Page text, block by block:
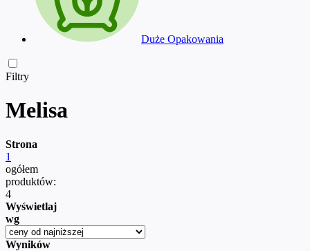
Duże Opakowania
Filtry
Melisa
Strona
1
ogółem
produktów:
4
Wyświetlaj
wg
Wyników